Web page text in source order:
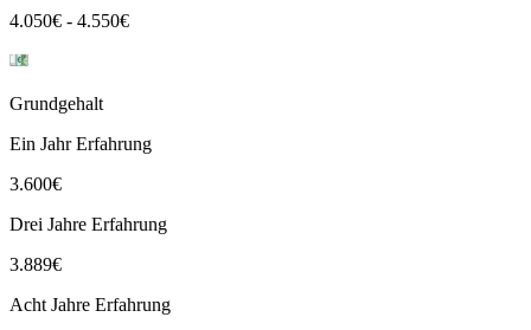
4.050€ - 4.550€
Grundgehalt
Ein Jahr Erfahrung
3.600€
Drei Jahre Erfahrung
3.889€
Acht Jahre Erfahrung